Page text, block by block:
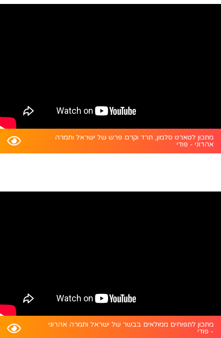
מתכון לטארט סלמון, תרד וקרם פרש של ישראל ותמרה
אהרוני - פודי
מתכון לתפוחים ממולאים בבשר של ישראל ותמרה אהרוני
- פודי